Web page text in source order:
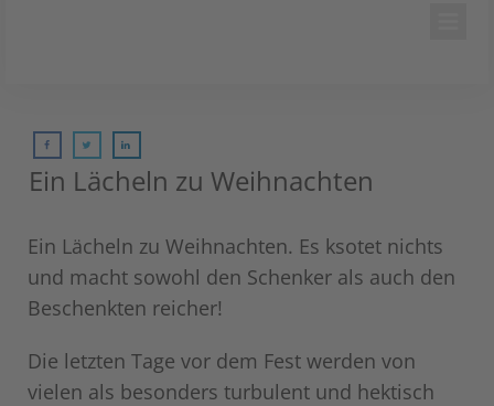
Ein Lächeln zu Weihnachten
Ein Lächeln zu Weihnachten. Es ksotet nichts
und macht sowohl den Schenker als auch den
Beschenkten reicher!
Die letzten Tage vor dem Fest werden von
vielen als besonders turbulent und hektisch